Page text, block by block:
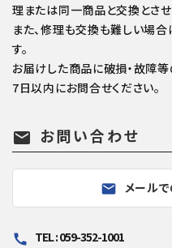
理または同一商品と交換とさせ
また、修理も交換も難しい場
す。
お届けした商品に破損・故障
7日以内にお問合せください。
mail お問い合わせ
mail メール
call TEL : 059-352-1001